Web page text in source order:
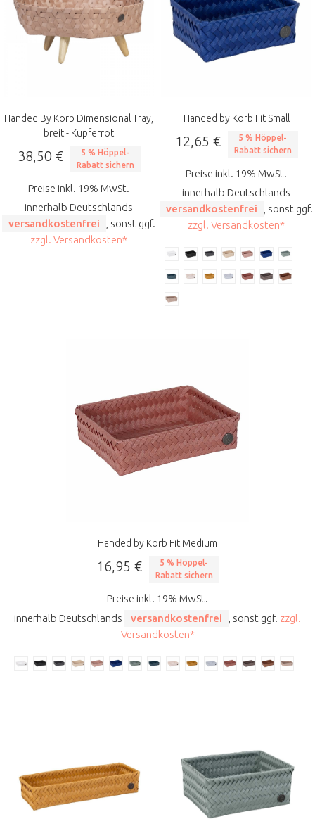
Handed By Korb Dimensional Tray,
breit - Kupferrot
38,50 €
5 % Höppel-
Rabatt sichern
Preise inkl. 19% MwSt.
innerhalb Deutschlands
versandkostenfrei
, sonst ggf.
zzgl. Versandkosten*
Handed by Korb Fit Small
12,65 €
5 % Höppel-
Rabatt sichern
Preise inkl. 19% MwSt.
innerhalb Deutschlands
versandkostenfrei
, sonst ggf.
zzgl. Versandkosten*
Handed by Korb Fit Medium
16,95 €
5 % Höppel-
Rabatt sichern
Preise inkl. 19% MwSt.
innerhalb Deutschlands
versandkostenfrei , sonst ggf. zzgl.
Versandkosten*